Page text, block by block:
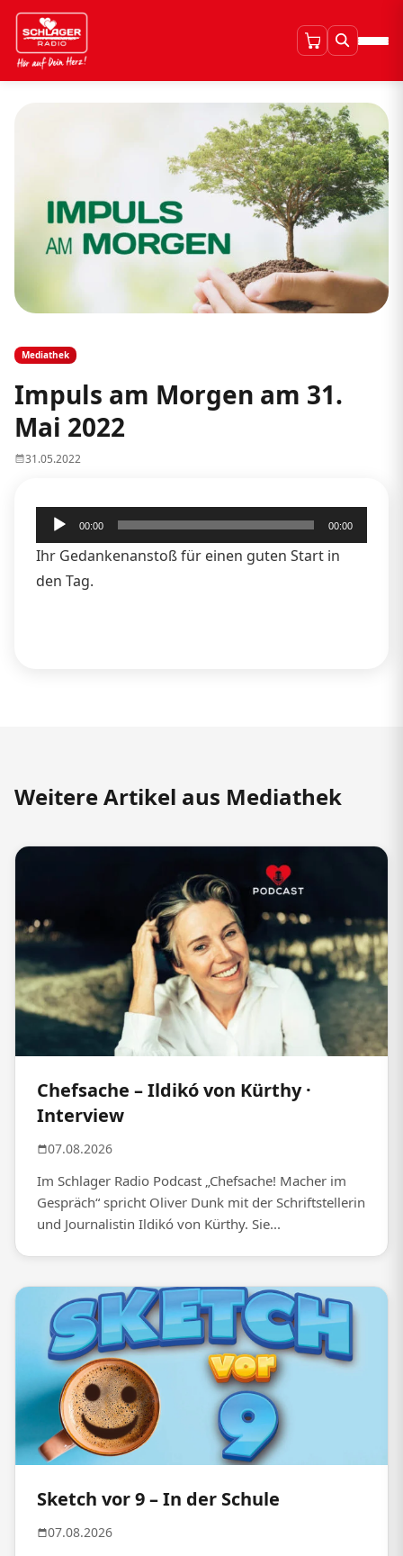
Mediathek
Impuls am Morgen am 31.
Mai 2022
31.05.2022
Audio-
Player
00:00 00:00
Ihr Gedankenanstoß für einen guten Start in
den Tag.
Weitere Artikel aus Mediathek
Chefsache – Ildikó von Kürthy ·
Interview
07.08.2026
Im Schlager Radio Podcast „Chefsache! Macher im
Gespräch“ spricht Oliver Dunk mit der Schriftstellerin
und Journalistin Ildikó von Kürthy. Sie...
Sketch vor 9 – In der Schule
07.08.2026